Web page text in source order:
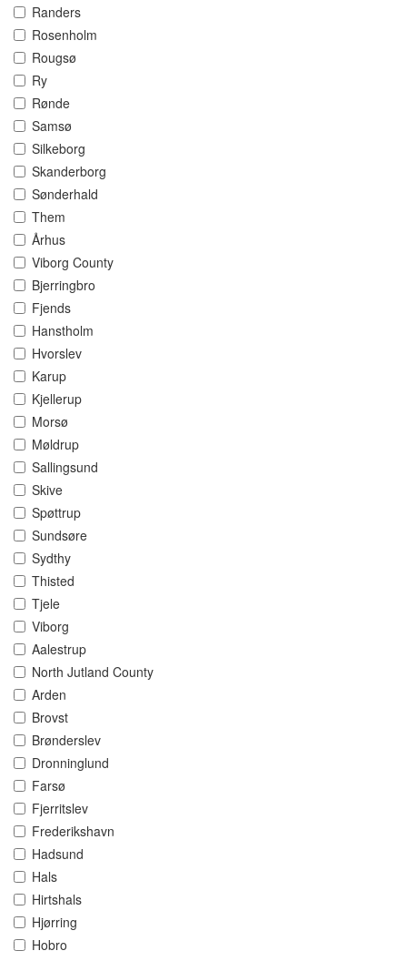
Randers
Rosenholm
Rougsø
Ry
Rønde
Samsø
Silkeborg
Skanderborg
Sønderhald
Them
Århus
Viborg County
Bjerringbro
Fjends
Hanstholm
Hvorslev
Karup
Kjellerup
Morsø
Møldrup
Sallingsund
Skive
Spøttrup
Sundsøre
Sydthy
Thisted
Tjele
Viborg
Aalestrup
North Jutland County
Arden
Brovst
Brønderslev
Dronninglund
Farsø
Fjerritslev
Frederikshavn
Hadsund
Hals
Hirtshals
Hjørring
Hobro